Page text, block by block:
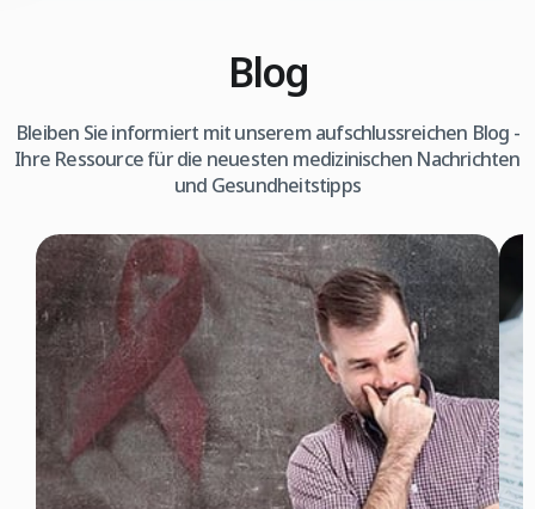
Blog
Bleiben Sie informiert mit unserem aufschlussreichen Blog -
Ihre Ressource für die neuesten medizinischen Nachrichten
und Gesundheitstipps